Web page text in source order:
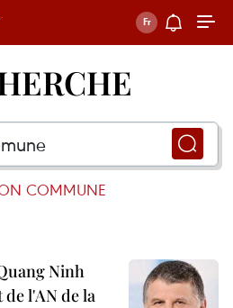
COMMUNE
Ninh
l'AN de la